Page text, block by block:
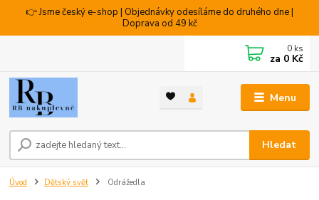
👉 Jsme český e-shop | Objednávky odesíláme do druhého dne |
Doprava od 49 kč
Menu
Hledat
0 ks
za 0 Kč
Úvod Dětský svět Odrážedla